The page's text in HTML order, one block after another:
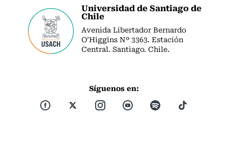
Universidad de Santiago de
Chile
Avenida Libertador Bernardo
O’Higgins Nº 3363. Estación
Central. Santiago. Chile.
Síguenos en: